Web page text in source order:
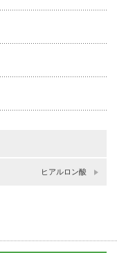
ヒアルロン酸